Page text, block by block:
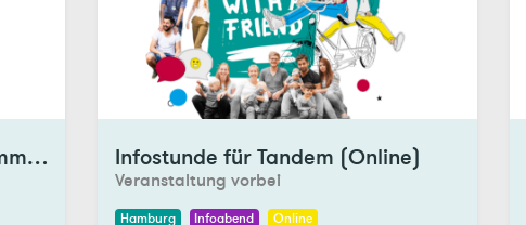
Community Night Juli 🍉 (Stammtisch und Tandemtreff) Infostunde für Tandem (Online)
Veranstaltung vorbei
Hamburg Infoabend Online